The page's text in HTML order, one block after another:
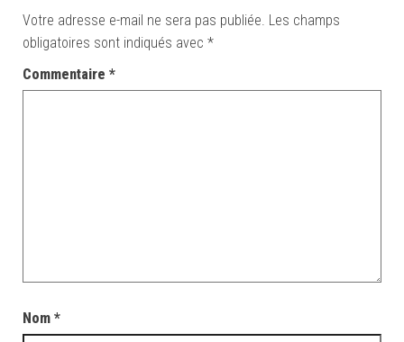
Votre adresse e-mail ne sera pas publiée. Les champs
obligatoires sont indiqués avec *
Commentaire *
Nom *